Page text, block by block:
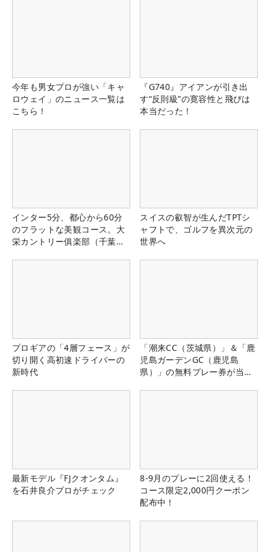
今年も男女プロが強い「キャ
ロウェイ」のニュース一覧は
こちら！
『G740』アイアンが引き出
す“反則級”の寛容性と飛びは
本当だった！
インター5分、都心から60分
のフラットな美観コース。大
栄カントリー俱楽部（千葉
スイスの叡智が生んだTPTシ
ャフトで、ゴルフを異次元の
世界へ
プロギアの「4層フェース」が
切り開く高初速ドライバーの
新時代
「潮来CC（茨城県）」＆「鹿
児島ガーデンGC（鹿児島
県）」の無料プレー券が当た
最新モデル『FJクオンタム』
を石井良介プロがチェック
8-9月のプレーに2回使える！
コース限定2,000円クーポン
配布中！